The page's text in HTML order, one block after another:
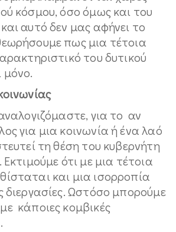
κόσμου, όσο όμως και του
αυτό δεν μας αφήνει το
πως μια τέτοια
του δυτικού
μόνο.
για το αν
για μια κοινωνία ή ένα λαό
τη θέση του κυβερνήτη
ότι με μια τέτοια
και μια ισορροπία
διεργασίες. Ωστόσο μπορούμε
κάποιες κομβικές